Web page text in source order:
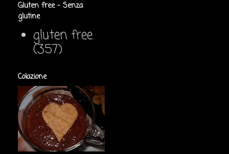
Gluten free - Senza
glutine
gluten free
(357)
Colazione